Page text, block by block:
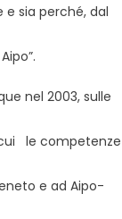
sia perché, dal
nel 2003, sulle
le competenze
e ad Aipo-